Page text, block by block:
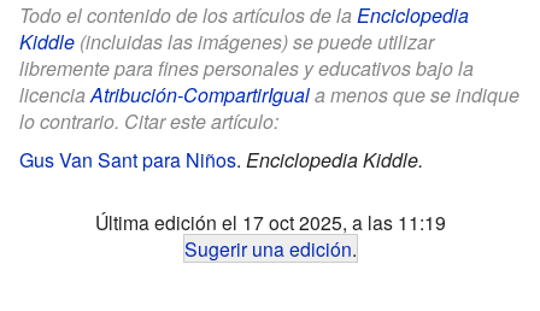
Todo el contenido de los artículos de la Enciclopedia
Kiddle (incluidas las imágenes) se puede utilizar
libremente para fines personales y educativos bajo la
licenciaAtribución-CompartirIguala menos que se indique
lo contrario. Citar este artículo:
Gus Van Sant para Niños. Enciclopedia Kiddle.
Última edición el 17 oct 2025, a las 11:19
Sugerir una edición.